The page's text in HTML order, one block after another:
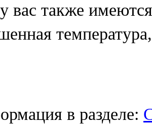
вас также
в разделе: